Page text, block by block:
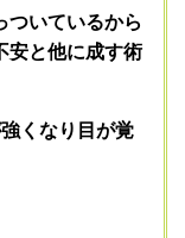
いるから
安と他に成す術
くなり目が覚